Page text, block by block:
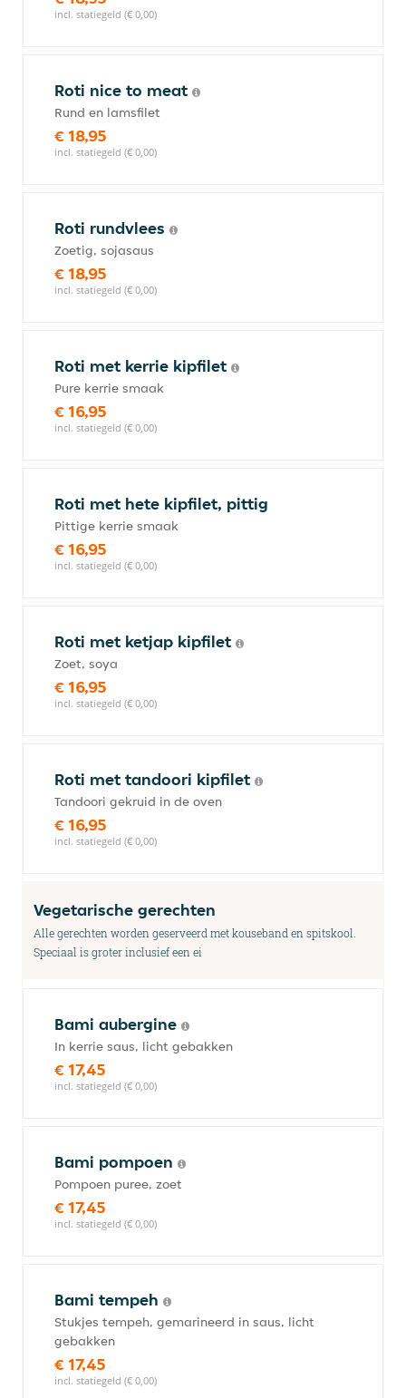
incl. statiegeld (€ 0,00)
Roti nice to meat
Rund en lamsfilet
€ 18,95
incl. statiegeld (€ 0,00)
Roti rundvlees
Zoetig, sojasaus
€ 18,95
incl. statiegeld (€ 0,00)
Roti met kerrie kipfilet
Pure kerrie smaak
€ 16,95
incl. statiegeld (€ 0,00)
Roti met hete kipfilet, pittig
Pittige kerrie smaak
€ 16,95
incl. statiegeld (€ 0,00)
Roti met ketjap kipfilet
Zoet, soya
€ 16,95
incl. statiegeld (€ 0,00)
Roti met tandoori kipfilet
Tandoori gekruid in de oven
€ 16,95
incl. statiegeld (€ 0,00)
Vegetarische gerechten
Alle gerechten worden geserveerd met kouseband en spitskool.
Speciaal is groter inclusief een ei
Bami aubergine
In kerrie saus, licht gebakken
€ 17,45
incl. statiegeld (€ 0,00)
Bami pompoen
Pompoen puree, zoet
€ 17,45
incl. statiegeld (€ 0,00)
Bami tempeh
Stukjes tempeh, gemarineerd in saus, licht
gebakken
€ 17,45
incl. statiegeld (€ 0,00)